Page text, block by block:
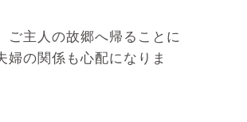
ご主人の故郷へ帰ることに
の関係も心配になりま